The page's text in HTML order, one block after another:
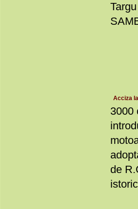
Acciza
3000
de